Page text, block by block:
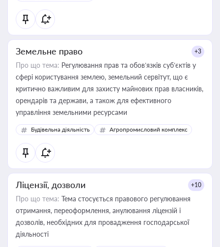
Земельне право +3
Про що тема: Регулювання прав та обов’язків суб’єктів у
сфері користування землею, земельний сервітут, що є
критично важливим для захисту майнових прав власників,
орендарів та держави, а також для ефективного
управління земельними ресурсами
Будівельна діяльність Агропромисловий комплекс
Ліцензії, дозволи +10
Про що тема: Тема стосується правового регулювання
отримання, переоформлення, анулювання ліцензій і
дозволів, необхідних для провадження господарської
діяльності